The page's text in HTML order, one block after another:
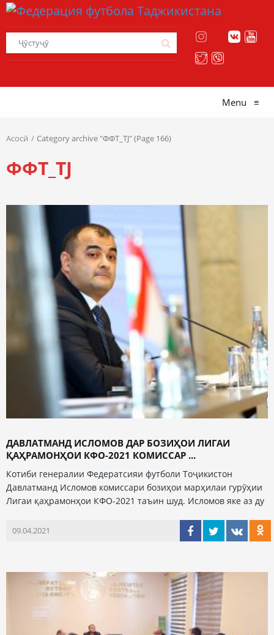
Menu ≡
Асосӣ Category archive "ФФТ_TJ" (Page 166)
ФФТ_TJ
ДАВЛАТМАНД ИСЛОМОВ ДАР БОЗИҲОИ ЛИГАИ
ҚАҲРАМОНҲОИ КФО-2021 КОМИССАР ...
Котиби генералии Федератсияи футболи Тоҷикистон
Давлатманд Исломов комиссари бозиҳои марҳилаи гурӯҳии
Лигаи қаҳрамонҳои КФО-2021 таъин шуд. Исломов яке аз ду
09.04.2021